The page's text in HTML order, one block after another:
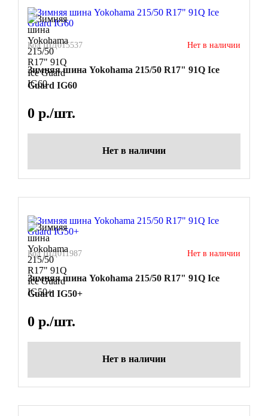
Код ШД015537 Нет в наличии
Зимняя шина Yokohama 215/50 R17" 91Q Ice
Guard IG60
0 р./шт.
Нет в наличии
Код ШД011987 Нет в наличии
Зимняя шина Yokohama 215/50 R17" 91Q Ice
Guard IG50+
0 р./шт.
Нет в наличии